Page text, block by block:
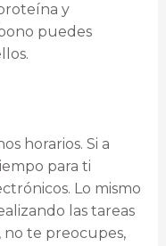
y
puedes
horarios. Si a
para ti
Lo mismo
las tareas
no te preocupes,